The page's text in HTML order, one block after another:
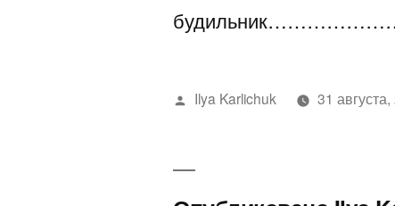
Написано
Ilya Karlichuk 31